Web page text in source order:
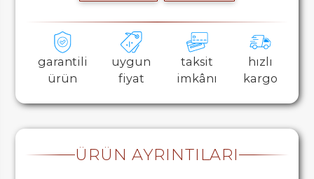
garantili
ürün
uygun
fiyat
taksit
imkânı
hızlı
kargo
ÜRÜN AYRINTILARI